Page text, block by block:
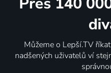
Můžeme o Lepší.TV
nadšených uživatelů ví